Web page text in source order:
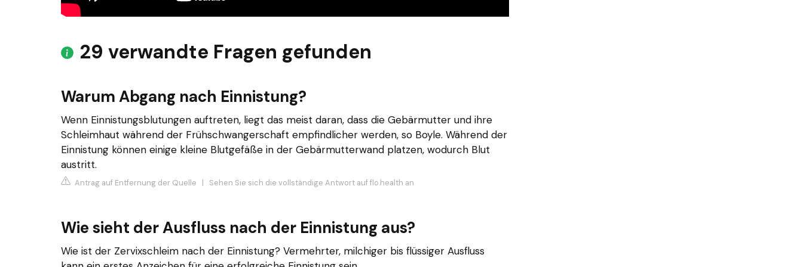
29 verwandte Fragen gefunden
Warum Abgang nach Einnistung?
Wenn Einnistungsblutungen auftreten, liegt das meist daran, dass die Gebärmutter und ihre
Schleimhaut während der Frühschwangerschaft empfindlicher werden, so Boyle. Während der
Einnistung können einige kleine Blutgefäße in der Gebärmutterwand platzen, wodurch Blut
austritt.
Antrag auf Entfernung der Quelle | Sehen Sie sich die vollständige Antwort auf flo.health an
Wie sieht der Ausfluss nach der Einnistung aus?
Wie ist der Zervixschleim nach der Einnistung? Vermehrter, milchiger bis flüssiger Ausfluss